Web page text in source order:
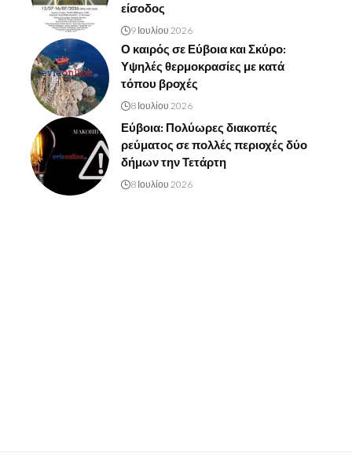
είσοδος
9 Ιουλίου 2026
Ο καιρός σε Εύβοια και Σκύρο:
Υψηλές θερμοκρασίες με κατά
τόπου βροχές
8 Ιουλίου 2026
Εύβοια: Πολύωρες διακοπές
ρεύματος σε πολλές περιοχές δύο
δήμων την Τετάρτη
8 Ιουλίου 2026